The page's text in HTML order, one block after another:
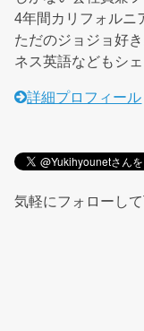
4年間カリフォルニ
ただのジョジョ好
ネス英語などもシ
詳細プロフィール
気軽にフォローし